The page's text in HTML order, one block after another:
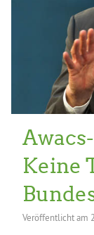
Keine
Veröffentlicht am